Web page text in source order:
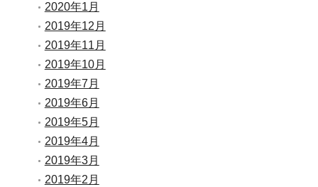
2020年1月
2019年12月
2019年11月
2019年10月
2019年7月
2019年6月
2019年5月
2019年4月
2019年3月
2019年2月